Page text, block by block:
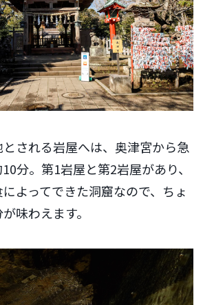
される岩屋へは、奥津宮から急
分。第1岩屋と第2岩屋があり、
よってできた洞窟なので、ちょ
味わえます。